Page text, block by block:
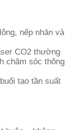
nếp nhăn và
CO2 thường
chăm sóc thông
tạo tần suất